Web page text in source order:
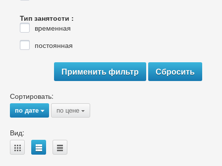
Тип занятости :
временная
постоянная
Сортировать:
по дате{ по цене {
Вид:
A B C